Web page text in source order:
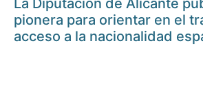
La Diputación de Alicante
pionera para orientar en el
acceso a la nacionalidad